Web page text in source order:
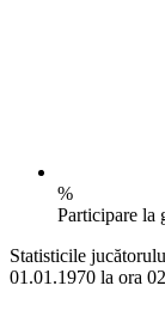
%
Participare la
Statisticile
01.01.1970 la ora